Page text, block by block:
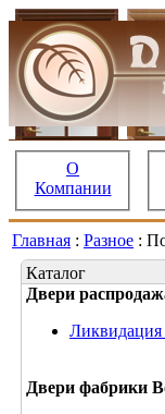
О
Компании
Главная : Разное :
Каталог
Двери
Ликвидация
Двери фабрики